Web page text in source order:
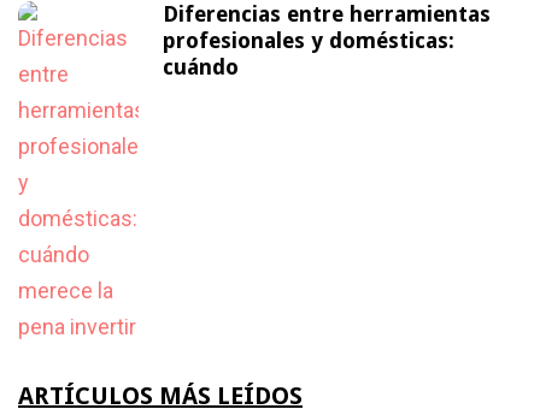
Diferencias entre herramientas
profesionales y domésticas:
cuándo
ARTÍCULOS MÁS LEÍDOS